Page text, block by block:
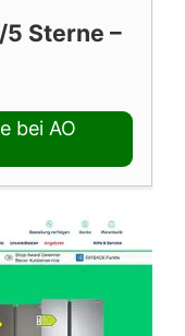
5 Sterne –
bei AO